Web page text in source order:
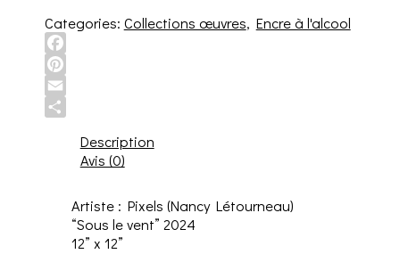
Categories: Collections œuvres, Encre à l'alcool
Facebook
Pinterest
Email
Description
Avis (0)
Artiste : Pixels (Nancy Létourneau)
“Sous le vent” 2024
12” x 12”